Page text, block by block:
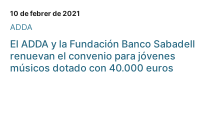
10 de febrer de 2021
ADDA
El ADDA y la Fundación Banco Sabadell
renuevan el convenio para jóvenes
músicos dotado con 40.000 euros